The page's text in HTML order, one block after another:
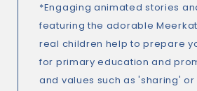
*Engaging animated stories
featuring the adorable
real children help to prepare
for primary education and
and values such as 'sharing'